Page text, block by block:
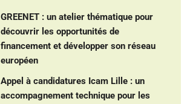
GREENET : un atelier thématique pour
découvrir les opportunités de
financement et développer son réseau
européen
Appel à candidatures Icam Lille : un
accompagnement technique pour les